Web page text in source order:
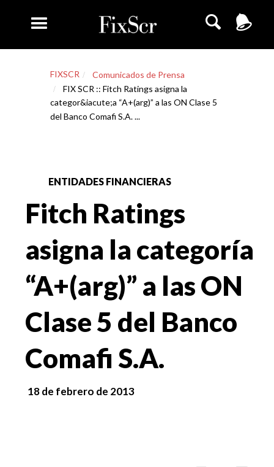
FIXSCR
Comunicados de Prensa
FIX SCR :: Fitch Ratings asigna la
categor&iacute;a “A+(arg)” a las ON Clase 5
del Banco Comafi S.A. ...
ENTIDADES FINANCIERAS
Fitch Ratings
asigna la categoría
“A+(arg)” a las ON
Clase 5 del Banco
Comafi S.A.
18 de febrero de 2013